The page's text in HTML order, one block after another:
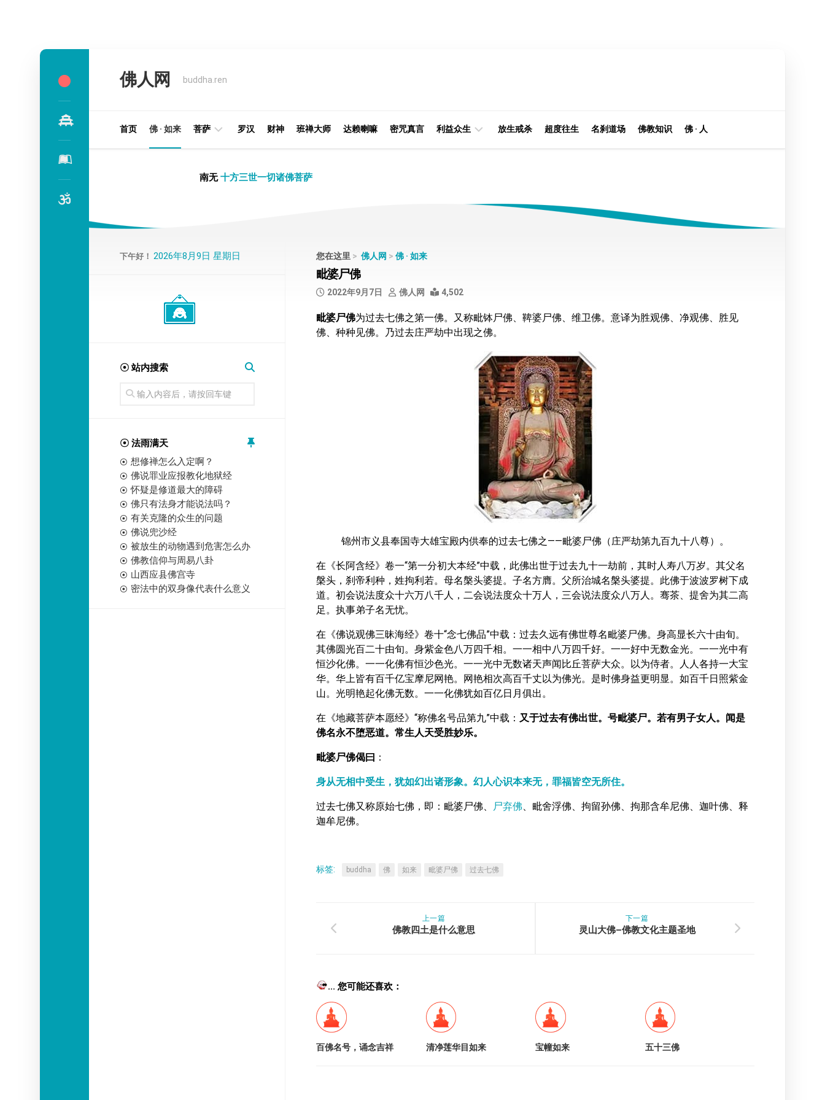
佛人网 buddha.ren
首页 佛 · 如来 菩萨
王
罗汉 财神 班禅大师 达赖喇嘛 密咒真言 利益众生
阿
若
华
严
部
涅
槃
部
大
集
部
经
集
教
部
部
放生戒杀 超度往生 名刹道场 佛教知识 佛 · 人
南无十方三世一切诸佛菩萨
您在这里 > 佛人网 > 佛 · 如来
毗婆尸佛
2022年9月7日 佛人网 4,502
毗婆尸佛为过去七佛之第一佛。又称毗钵尸佛、鞞婆尸佛、维卫佛。意译为胜观佛、净观佛、胜见
佛、种种见佛。乃过去庄严劫中出现之佛。
锦州市义县奉国寺大雄宝殿内供奉的过去七佛之——毗婆尸佛（庄严劫第九百九十八尊）。
在《长阿含经》卷一“第一分初大本经”中载，此佛出世于过去九十一劫前，其时人寿八万岁。其父名
槃头，刹帝利种，姓拘利若。母名槃头婆提。子名方膺。父所治城名槃头婆提。此佛于波波罗树下成
道。初会说法度众十六万八千人，二会说法度众十万人，三会说法度众八万人。骞茶、提舍为其二高
足。执事弟子名无忧。
在《佛说观佛三昧海经》卷十“念七佛品”中载：过去久远有佛世尊名毗婆尸佛。身高显长六十由旬。
其佛圆光百二十由旬。身紫金色八万四千相。一一相中八万四千好。一一好中无数金光。一一光中有
恒沙化佛。一一化佛有恒沙色光。一一光中无数诸天声闻比丘菩萨大众。以为侍者。人人各持一大宝
华。华上皆有百千亿宝摩尼网艳。网艳相次高百千丈以为佛光。是时佛身益更明显。如百千日照紫金
山。光明艳起化佛无数。一一化佛犹如百亿日月俱出。
在《地藏菩萨本愿经》“称佛名号品第九”中载： 又于过去有佛出世。号毗婆尸。若有男子女人。闻是
佛名永不堕恶道。常生人天受胜妙乐。
毗婆尸佛偈曰 ：
身从无相中受生，犹如幻出诸形象。幻人心识本来无，罪福皆空无所住。
过去七佛又称原始七佛，即：毗婆尸佛、 尸弃佛、毗舍浮佛、拘留孙佛、拘那含牟尼佛、迦叶佛、释
迦牟尼佛。
标签: buddha 佛 如来 毗婆尸佛 过去七佛
下一篇
灵山大佛–佛教文化主题圣地
上一篇
佛教四土是什么意思
... 您可能还喜欢：
百佛名号，诵念吉祥 清净莲华目如来 宝幢如来 五十三佛
下午好！ 2026年8月9日 星期日
☉ 站内搜索
☉ 法雨满天
想修禅怎么入定啊？
佛说罪业应报教化地狱经
怀疑是修道最大的障碍
佛只有法身才能说法吗？
有关克隆的众生的问题
佛说兜沙经
被放生的动物遇到危害怎么办
佛教信仰与周易八卦
山西应县佛宫寺
密法中的双身像代表什么意义